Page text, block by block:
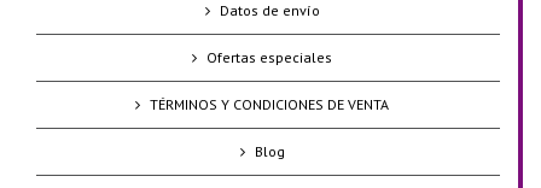
Datos de envío
Ofertas especiales
TÉRMINOS Y CONDICIONES DE VENTA
Blog